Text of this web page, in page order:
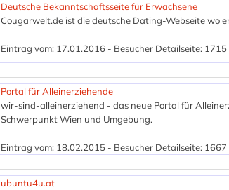
Deutsche Bekanntschaftsseite für Erwachsene
Cougarwelt.de ist die deutsche Dating-Webseite wo
Eintrag vom: 17.01.2016 - Besucher Detailseite: 1715
Portal für Alleinerziehende
wir-sind-alleinerziehend - das neue Portal für
Schwerpunkt Wien und Umgebung.
Eintrag vom: 18.02.2015 - Besucher Detailseite: 1667
ubuntu4u.at